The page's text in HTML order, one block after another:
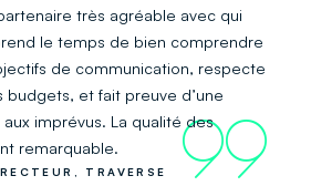
très agréable avec qui
le temps de bien comprendre
de communication, respecte
budgets, et fait preuve d’une
imprévus. La qualité des
remarquable.
99
TRAVERSE